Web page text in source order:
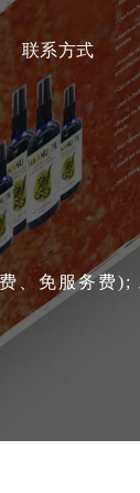
联系方式
、免服务费);